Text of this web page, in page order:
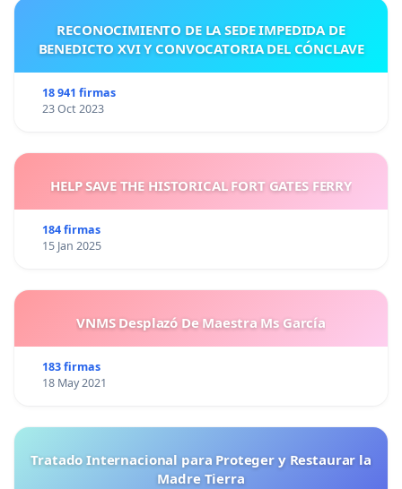
RECONOCIMIENTO DE LA SEDE IMPEDIDA DE
BENEDICTO XVI Y CONVOCATORIA DEL CÓNCLAVE
18 941 firmas
23 Oct 2023
HELP SAVE THE HISTORICAL FORT GATES FERRY
184 firmas
15 Jan 2025
VNMS Desplazó De Maestra Ms García
183 firmas
18 May 2021
Tratado Internacional para Proteger y Restaurar la
Madre Tierra